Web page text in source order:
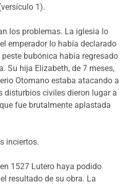
1).
los problemas. La iglesia lo
emperador lo había declarado
bubónica había regresado
Su hija Elizabeth, de 7 meses,
Otomano estaba atacando a
disturbios civiles dieron lugar a
fue brutalmente aplastada
inciertos.
1527 Lutero haya podido
resultado de su obra. La